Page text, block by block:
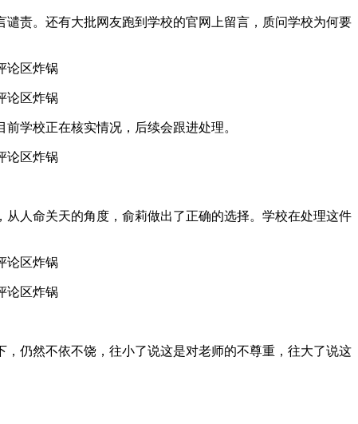
责。还有大批网友跑到学校的官网上留言，质问学校为何要
学校正在核实情况，后续会跟进处理。
人命关天的角度，俞莉做出了正确的选择。学校在处理这件
仍然不依不饶，往小了说这是对老师的不尊重，往大了说这